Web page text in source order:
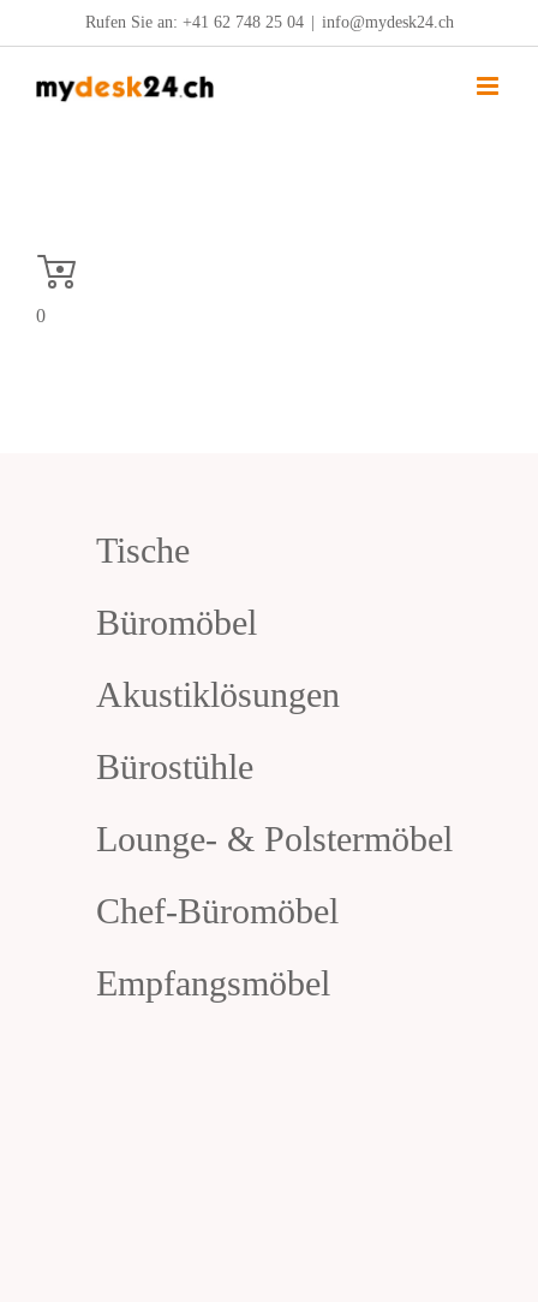
Inhalt
springen
Rufen Sie an: +41 62 748 25 04 info@mydesk24.ch
0
Tische
Büromöbel
Akustiklösungen
Bürostühle
Lounge- & Polstermöbel
Chef-Büromöbel
Empfangsmöbel